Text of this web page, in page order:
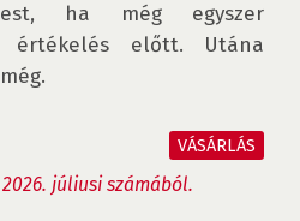
ha még egyszer
értékelés előtt. Utána
VÁSÁRLÁS
júliusi számából.